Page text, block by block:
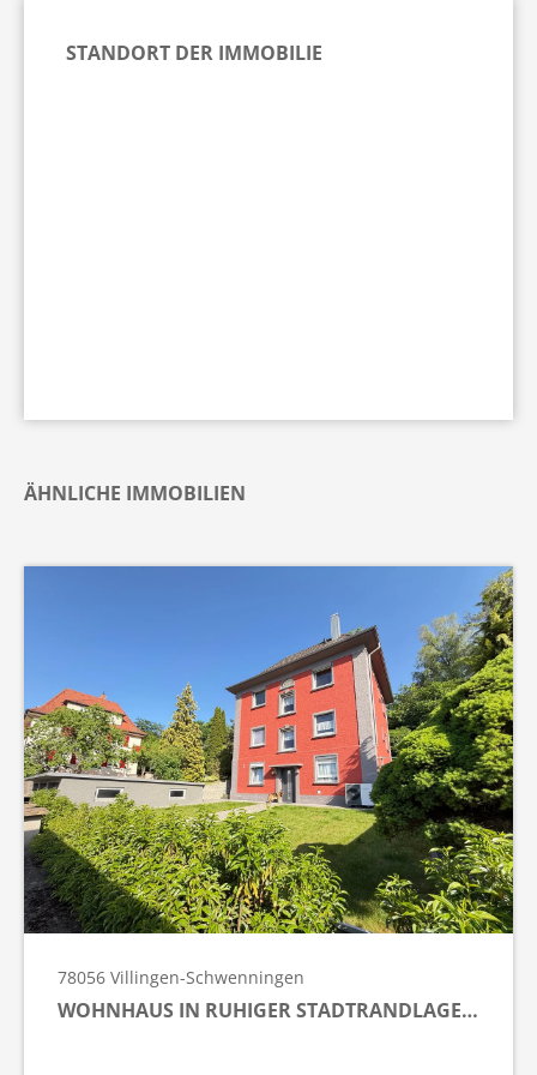
STANDORT DER IMMOBILIE
ÄHNLICHE IMMOBILIEN
78056 Villingen-Schwenningen
WOHNHAUS IN RUHIGER STADTRANDLAGE…